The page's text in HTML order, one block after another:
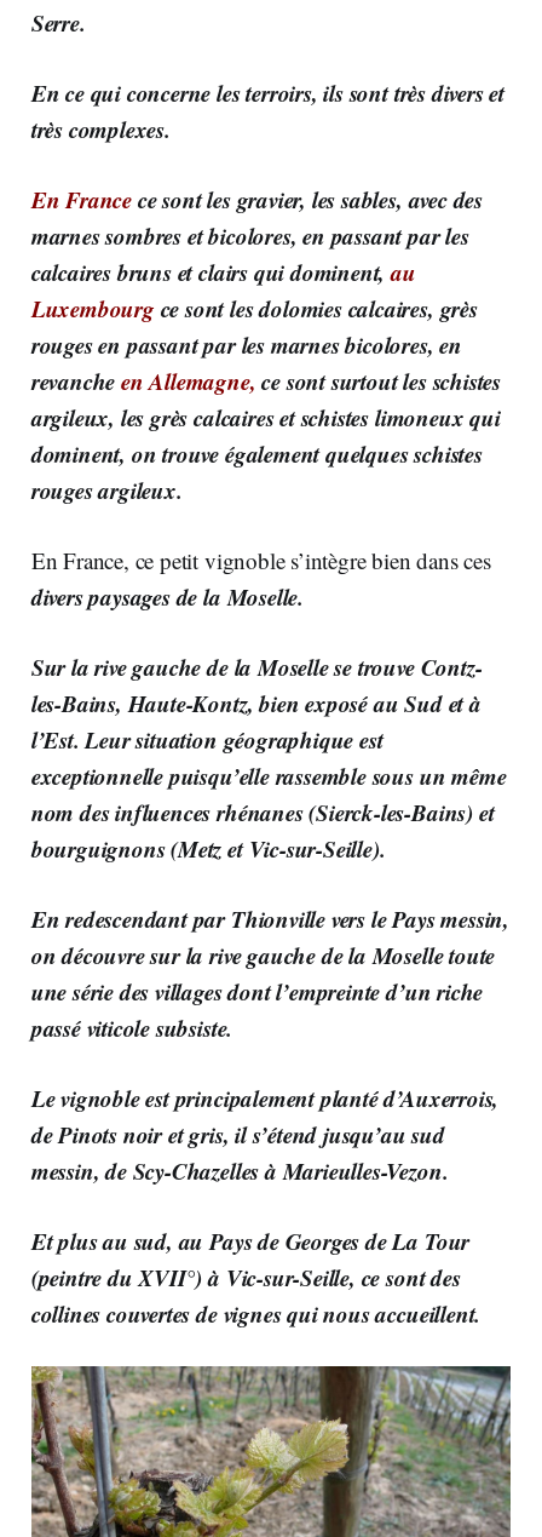
Serre.
En ce qui concerne les terroirs, ils sont très divers et
très complexes.
En Francece sont les gravier, les sables, avec des
marnes sombres et bicolores, en passant par les
calcaires bruns et clairs qui dominent,au
Luxembourg ce sont les dolomies calcaires, grès
rouges en passant par les marnes bicolores, en
revancheen Allemagne, ce sont surtout les schistes
argileux, les grès calcaires et schistes limoneux qui
dominent, on trouve également quelques schistes
rouges argileux.
En France, ce petit vignoble s’intègre bien dans ces
divers paysages de la Moselle.
Sur la rive gauche de la Moselle se trouve Contz-
les-Bains, Haute-Kontz, bien exposé au Sud et à
l’Est. Leur situation géographique est
exceptionnelle puisqu’elle rassemble sous un même
nom des influences rhénanes (Sierck-les-Bains) et
bourguignons (Metz et Vic-sur-Seille).
En redescendant par Thionville vers le Pays messin,
on découvre sur la rive gauche de la Moselle toute
une série des villages dont l’empreinte d’un riche
passé viticole subsiste.
Le vignoble est principalement planté d’Auxerrois,
de Pinots noir et gris, il s’étend jusqu’au sud
messin, de Scy-Chazelles à Marieulles-Vezon.
Et plus au sud, au Pays de Georges de La Tour
(peintre du XVII°) à Vic-sur-Seille, ce sont des
collines couvertes de vignes qui nous accueillent.